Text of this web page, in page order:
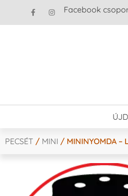
Facebook
PECSÉT / MINI / MININYOMDA –